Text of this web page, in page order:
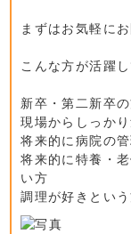
まずはお気軽に
こんな方が活躍し
新卒・第二新卒
現場からしっか
将来的に病院の
将来的に特養・
い方
調理が好きとい